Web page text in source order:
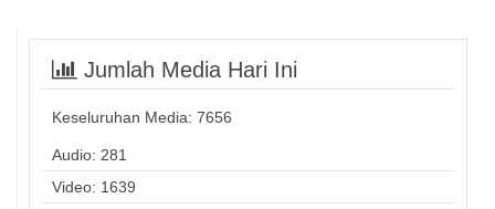
Jumlah Media Hari Ini
Keseluruhan Media: 7656
Audio: 281
Video: 1639